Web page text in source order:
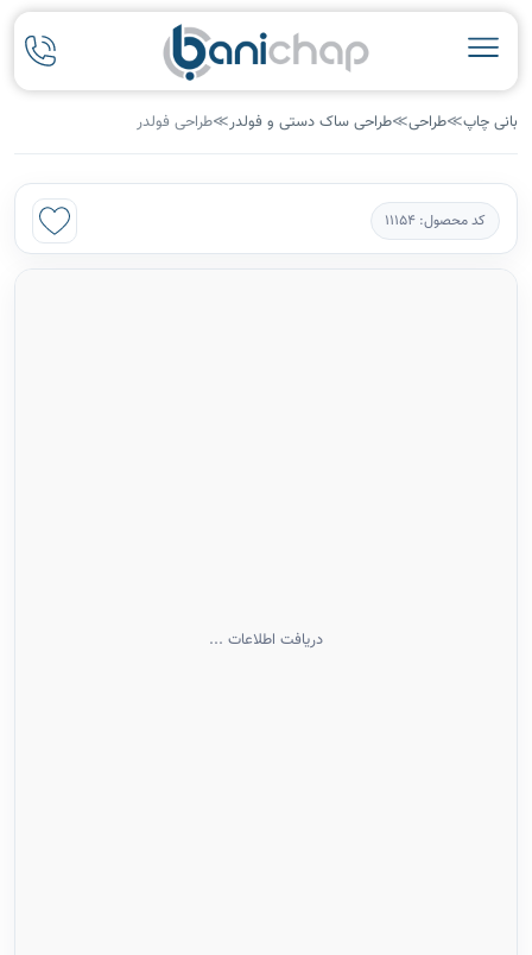
بانی چاپ≫طراحی≫طراحی ساک دستی و فولدر≫طراحی فولدر
کد محصول: 11154
دریافت اطلاعات ...